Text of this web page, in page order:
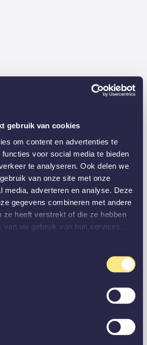
gebruik van cookies
om content en advertenties te
voor social media te bieden
te analyseren. Ook delen we
van onze site met onze
media, adverteren en analyse. Deze
gegevens combineren met andere
ze heeft verstrekt of die ze hebben
van uw gebruik van hun services.